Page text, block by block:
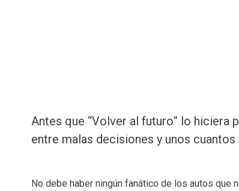
Antes que “Volver al futuro” lo hiciera
entre malas decisiones y unos cuantos
No debe haber ningún fanático de los autos que